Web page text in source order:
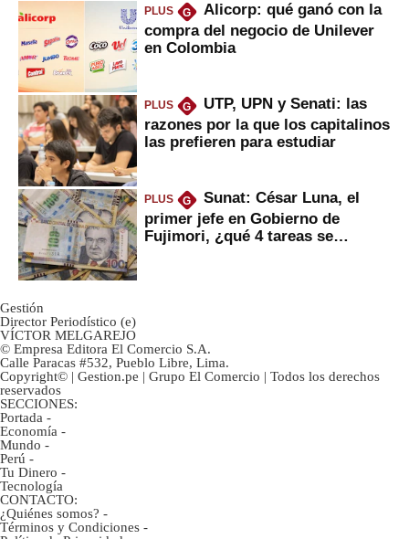
PLUS G
Alicorp: qué ganó con la
compra del negocio de Unilever
en Colombia
PLUS G
UTP, UPN y Senati: las
razones por la que los capitalinos
las prefieren para estudiar
PLUS G
Sunat: César Luna, el
primer jefe en Gobierno de
Fujimori, ¿qué 4 tareas se
Gestión
Director Periodístico (e)
VÍCTOR MELGAREJO
© Empresa Editora El Comercio S.A.
Calle Paracas #532, Pueblo Libre, Lima.
Copyright© | Gestion.pe | Grupo El Comercio | Todos los derechos
reservados
SECCIONES:
Portada -
Economía -
Mundo -
Perú -
Tu Dinero -
Tecnología
CONTACTO:
¿Quiénes somos? -
Términos y Condiciones -